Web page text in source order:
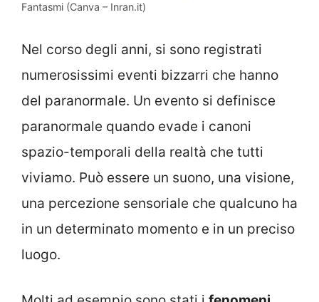
Fantasmi (Canva – Inran.it)
Nel corso degli anni, si sono registrati
numerosissimi eventi bizzarri che hanno
del paranormale. Un evento si definisce
paranormale quando evade i canoni
spazio-temporali della realtà che tutti
viviamo. Può essere un suono, una visione,
una percezione sensoriale che qualcuno ha
in un determinato momento e in un preciso
luogo.